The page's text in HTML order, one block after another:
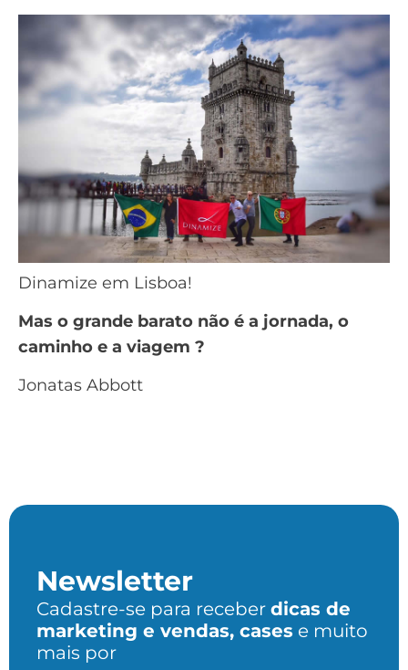
Dinamize em Lisboa!
Mas o grande barato não é a jornada, o
caminho e a viagem ?
Jonatas Abbott
Newsletter
Cadastre-se para receber dicas de
marketing e vendas, cases e muito
mais por